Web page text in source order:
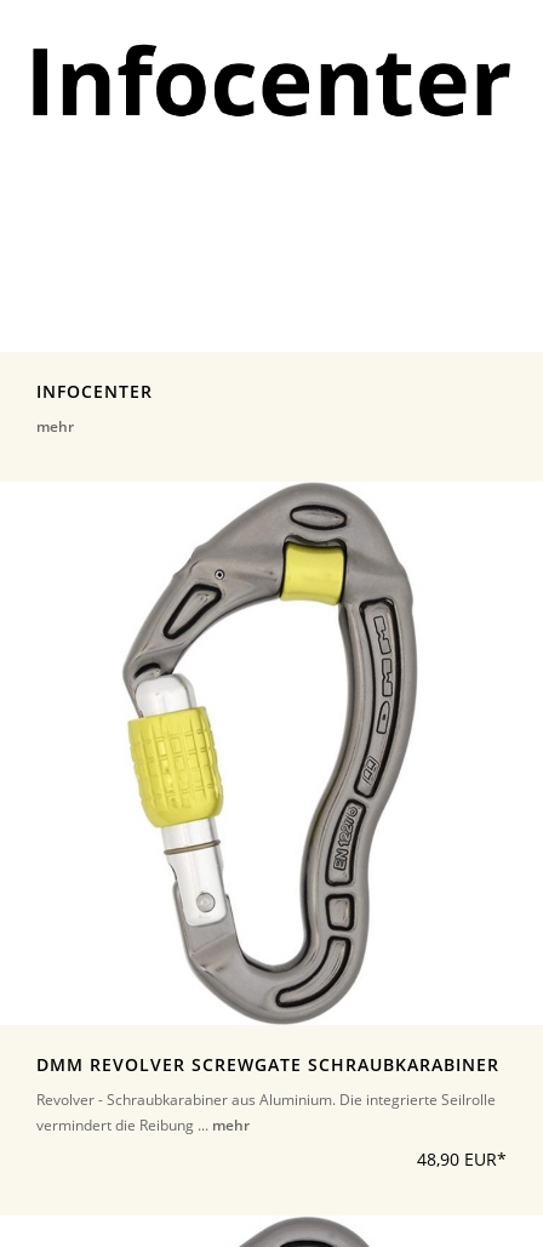
INFOCENTER
mehr
DMM REVOLVER SCREWGATE SCHRAUBKARABINER
Revolver - Schraubkarabiner aus Aluminium. Die integrierte Seilrolle
vermindert die Reibung ... mehr
48,90 EUR*